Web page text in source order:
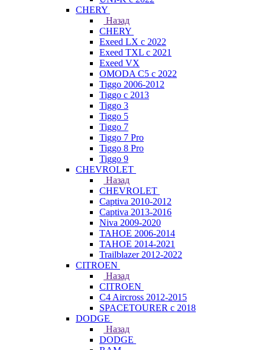
CHERY
Назад
CHERY
Exeed LX с 2022
Exeed TXL с 2021
Exeed VX
OMODA C5 с 2022
Tiggo 2006-2012
Tiggo с 2013
Tiggo 3
Tiggo 5
Tiggo 7
Tiggo 7 Pro
Tiggo 8 Pro
Tiggo 9
CHEVROLET
Назад
CHEVROLET
Captiva 2010-2012
Captiva 2013-2016
Niva 2009-2020
TAHOE 2006-2014
TAHOE 2014-2021
Trailblazer 2012-2022
CITROEN
Назад
CITROEN
C4 Aircross 2012-2015
SPACETOURER с 2018
DODGE
Назад
DODGE